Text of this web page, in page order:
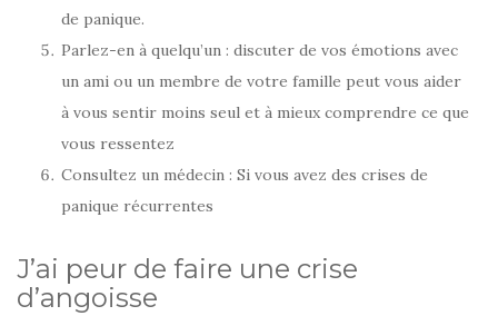
de panique.
Parlez-en à quelqu’un : discuter de vos émotions avec
un ami ou un membre de votre famille peut vous aider
à vous sentir moins seul et à mieux comprendre ce que
vous ressentez
Consultez un médecin : Si vous avez des crises de
panique récurrentes
J’ai peur de faire une crise
d’angoisse